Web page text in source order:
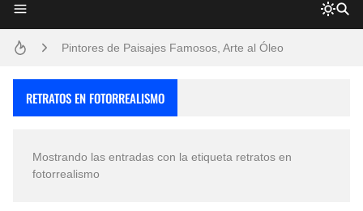
Pintores de Paisajes Famosos, Arte al Óleo
RETRATOS EN FOTORREALISMO
Mostrando las entradas con la etiqueta retratos en
fotorrealismo